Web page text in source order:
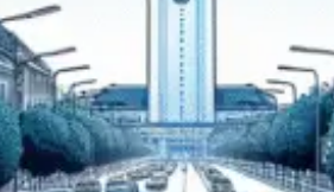
Navigatie Audi A4 B6
Navigatie Audi A4 B7
Navigatie Audi A4 B8
Navigatie Audi A5
Navigatie Audi A6 C5
Navigatie Audi A6 C6
Navigatie Audi A6 C7
Navigatie Audi Q5